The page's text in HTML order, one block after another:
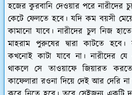
হজের কুরবানি দেওয়ার পরে নারীদের
কেটে ফেলতে হবে। যদি কম বয়সী
কামানো যাবে। নারীদের চুল নিজ
মাহরাম পুরুষের দ্বারা কাটতে হবে।
কখনোই কাটা যাবে না। নারীদের
থাকলে সে তাওয়াফে জিয়ারত করতে
কাফেলারা রওনা দিয়ে দেই আর দেরি